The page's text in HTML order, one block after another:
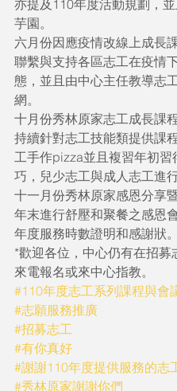
亦提及110年度活動規劃，
芋園。
六月份因應疫情改線上成長
聯繫與支持各區志工在疫情
態，並且由中心主任教導志
網。
十月份秀林原家志工成長課
持續針對志工技能類提供課
工手作pizza並且複習年初習
巧，兒少志工與成人志工進行
十一月份秀林原家感恩分享
年末進行舒壓和聚餐之感恩
年度服務時數證明和感謝狀。
*歡迎各位，中心仍有在招募
來電報名或來中心指教。
#110年度志工系列課程與會
#志願服務推廣
#招募志工
#有你真好
#謝謝110年度提供服務的志
#秀林原家謝謝你們